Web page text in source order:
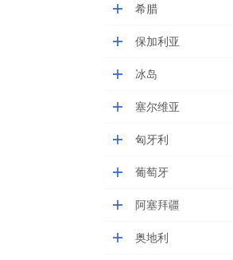
希腊
保加利亚
冰岛
塞尔维亚
匈牙利
葡萄牙
阿塞拜疆
奥地利